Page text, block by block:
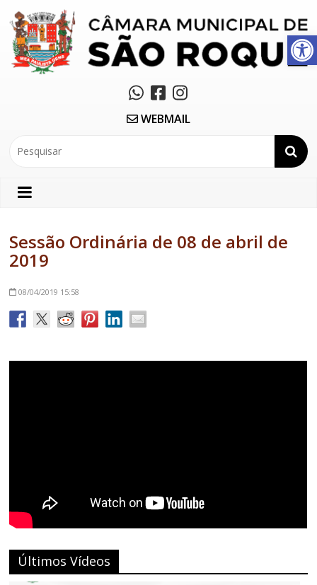
Abrir a barra de ferramentas
WEBMAIL
Sessão Ordinária de 08 de abril de
2019
08/04/2019 15:58
Últimos Vídeos